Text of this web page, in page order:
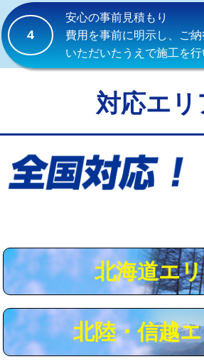
給水管工事※（ホール加工)
給水管工事※（バンド止め)
給水管工事※（保温材使用（バンド止
給水管工事※（土の掘削・埋め戻し作
業)
用（追加）/3ｍ超え)
給水管工事※（ライニング鋼管・銅
給水管工事※（ライニング鋼管・銅
管・ポリ管・HT管使用/3ｍ超え)
4
安心の事前見積もり
費用を事前に明示し、ご納
いただいたうえで施工を行
対応エリ
北海道エ
北陸・信越